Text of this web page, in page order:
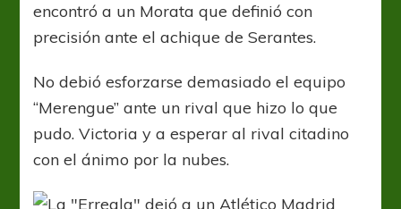
encontró a un Morata que definió con
precisión ante el achique de Serantes.
No debió esforzarse demasiado el equipo
“Merengue” ante un rival que hizo lo que
pudo. Victoria y a esperar al rival citadino
con el ánimo por la nubes.